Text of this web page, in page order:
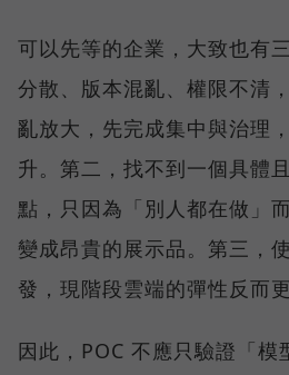
可以先等的企業，大致也有
分散、版本混亂、權限不清
亂放大，先完成集中與治理
升。第二，找不到一個具體
點，只因為「別人都在做」
變成昂貴的展示品。第三，
發，現階段雲端的彈性反而更
因此，POC 不應只驗證「模